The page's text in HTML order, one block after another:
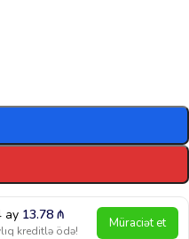
ay 13.78₼
kreditlə ödə! Müraciət et